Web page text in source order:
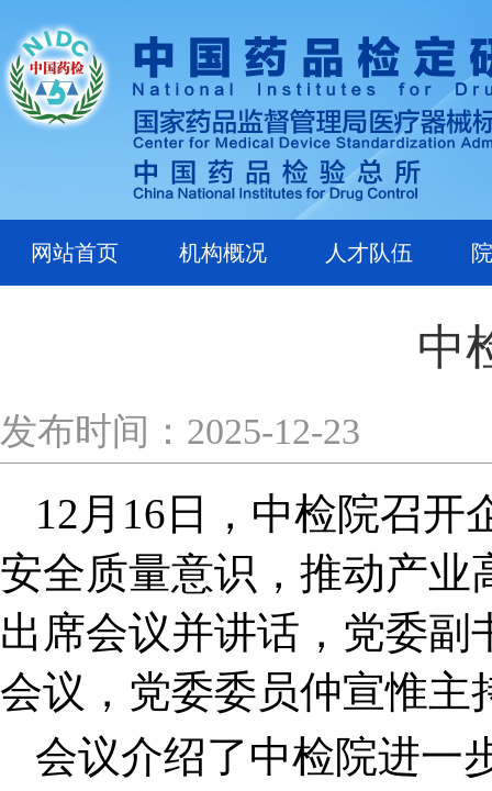
网站首页 机构概况 人才队伍
中
发布时间：2025-12-23
12 月16日，中检院召开
安全质量意识，推动产业
出席会议并讲话，党委
会议，党委委员仲宣惟主
会议介绍了中检院进一